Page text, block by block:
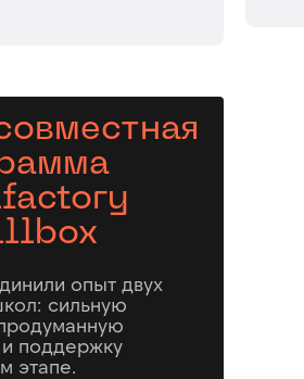
опыт двух
сильную
и поддержку
этапе.